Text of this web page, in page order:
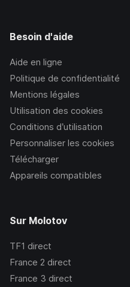
Besoin d'aide
Aide en ligne
Politique de confidentialité
Mentions légales
Utilisation des cookies
Conditions d’utilisation
Personnaliser les cookies
Télécharger
Appareils compatibles
Sur Molotov
TF1 direct
France 2 direct
France 3 direct